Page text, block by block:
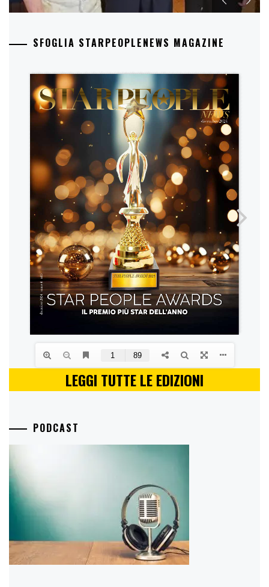
SFOGLIA STARPEOPLENEWS MAGAZINE
LEGGI TUTTE LE EDIZIONI
PODCAST